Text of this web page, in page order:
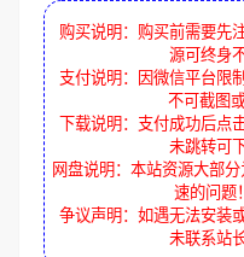
购买说明：购买前需要先
源可终身
支付说明：因微信平台限
不可截图
下载说明：支付成功后点
未跳转可
网盘说明：本站资源大部
速的问题
争议声明：如遇无法安装
未联系站